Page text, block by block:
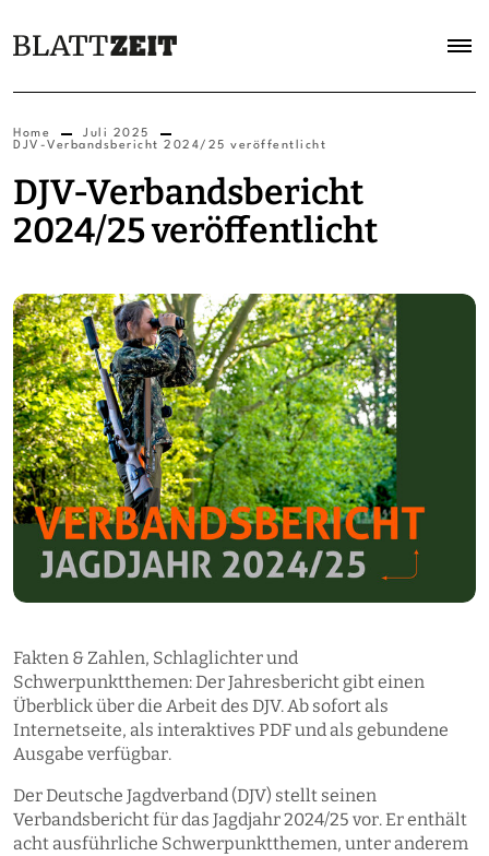
Home
Juli 2025
DJV-Verbandsbericht 2024/25 veröffentlicht
DJV-Verbandsbericht
2024/25 veröffentlicht
Fakten & Zahlen, Schlaglichter und
Schwerpunktthemen: Der Jahresbericht gibt einen
Überblick über die Arbeit des DJV. Ab sofort als
Internetseite, als interaktives PDF und als gebundene
Ausgabe verfügbar.
Der Deutsche Jagdverband (DJV) stellt seinen
Verbandsbericht für das Jagdjahr 2024/25 vor. Er enthält
acht ausführliche Schwerpunktthemen, unter anderem